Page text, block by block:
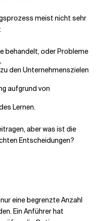
meist nicht sehr
behandelt, oder Probleme
den Unternehmenszielen
aufgrund von
Lernen.
aber was ist die
Entscheidungen?
eine begrenzte Anzahl
Ein Anführer hat